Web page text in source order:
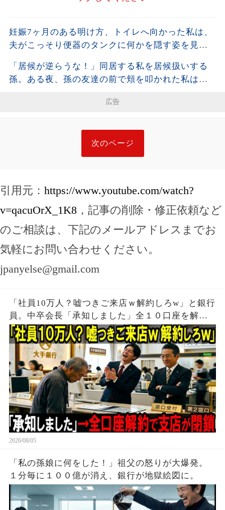
妊娠7ヶ月のある明け方、トイレへ向かった私は、
夫がこっそり便器のタンクに何かを隠す姿を見て
は声も出せず凍りついた――
「居候が逆らうな！」同居する私を居候扱いする
孫。ある夜、孫の友達の前で頬を叩かれた私は静
広告
次のページ
引用元： https://www.youtube.com/watch?
v=qacuOrX_1K8 ，記事の削除・修正依頼など
のご相談は、下記のメールアドレスまでお
気軽にお問い合わせください。
jpanyelse@gmail.com
「社員10万人？嘘つきご来店ｗ解約しろw」と銀行
員。中卒会長「承知しました」全１０口座を解約
し支店が閉鎖
2026/08/05
「私の孫娘に何をした！」祖父の怒りが大爆発。
１分毎に１００億が消え、銀行が地獄絵図に。